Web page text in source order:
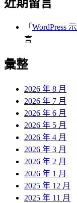
近期留言
「 WordPress
言
彙整
2026 年 8 月
2026 年 7 月
2026 年 6 月
2026 年 5 月
2026 年 4 月
2026 年 3 月
2026 年 2 月
2026 年 1 月
2025 年 12 月
2025 年 11 月